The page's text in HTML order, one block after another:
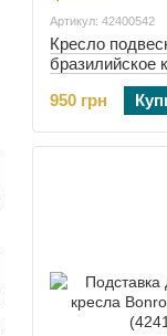
Артикул: 42400542
Кресло
бразилийское
Bonro B-093
(42400542)
950 грн